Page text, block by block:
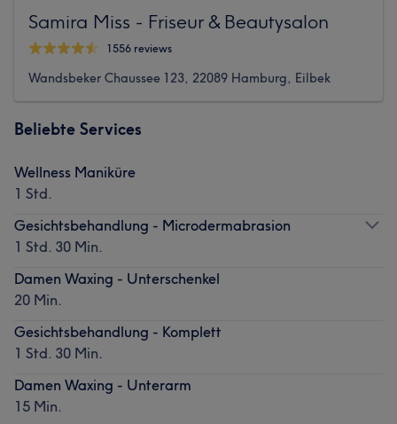
Samira Miss - Friseur & Beautysalon
1556 reviews
Wandsbeker Chaussee 123, 22089 Hamburg, Eilbek
Beliebte Services
Wellness Maniküre
1 Std.
Gesichtsbehandlung - Microdermabrasion
1 Std. 30 Min.
Damen Waxing - Unterschenkel
20 Min.
Gesichtsbehandlung - Komplett
1 Std. 30 Min.
Damen Waxing - Unterarm
15 Min.